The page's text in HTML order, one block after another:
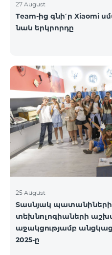
27 August
Team-ից գնի՛ր Xiaomi
նաև երկրորդը
25 August
Տասնյակ
տեխնոլոգիաների
աջակցությամբ
2025-ը